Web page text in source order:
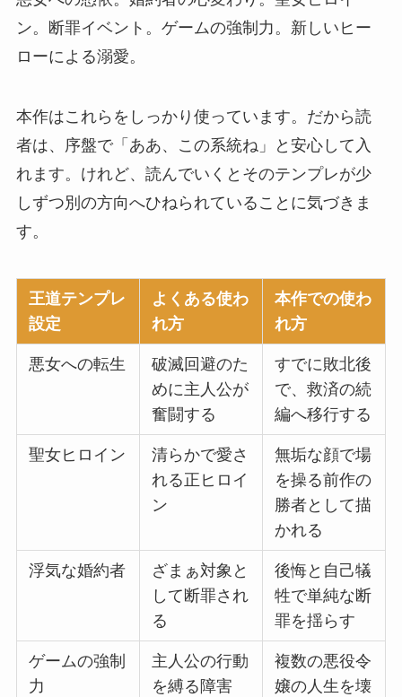
ン。断罪イベント。ゲームの強制力。新しいヒー
ローによる溺愛。
本作はこれらをしっかり使っています。だから読
者は、序盤で「ああ、この系統ね」と安心して入
れます。けれど、読んでいくとそのテンプレが少
しずつ別の方向へひねられていることに気づきま
す。
王道テンプレ
設定
よくある使わ
れ方
本作での使わ
れ方
悪女への転生
破滅回避のた
めに主人公が
奮闘する
すでに敗北後
で、救済の続
編へ移行する
聖女ヒロイン
清らかで愛さ
れる正ヒロイ
ン
無垢な顔で場
を操る前作の
勝者として描
かれる
浮気な婚約者
ざまぁ対象と
して断罪され
る
後悔と自己犠
牲で単純な断
罪を揺らす
ゲームの強制
力
主人公の行動
を縛る障害
複数の悪役令
嬢の人生を壊